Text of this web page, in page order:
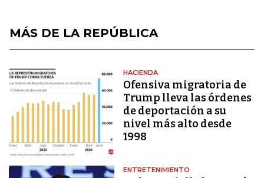
MÁS DE LA REPÚBLICA
HACIENDA
Ofensiva migratoria de
Trump lleva las órdenes
de deportación a su
nivel más alto desde
1998
ENTRETENIMIENTO